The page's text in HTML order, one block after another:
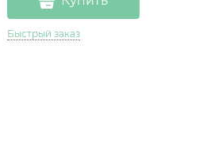
Быстрый заказ